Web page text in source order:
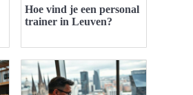
Hoe vind je een personal
trainer in Leuven?